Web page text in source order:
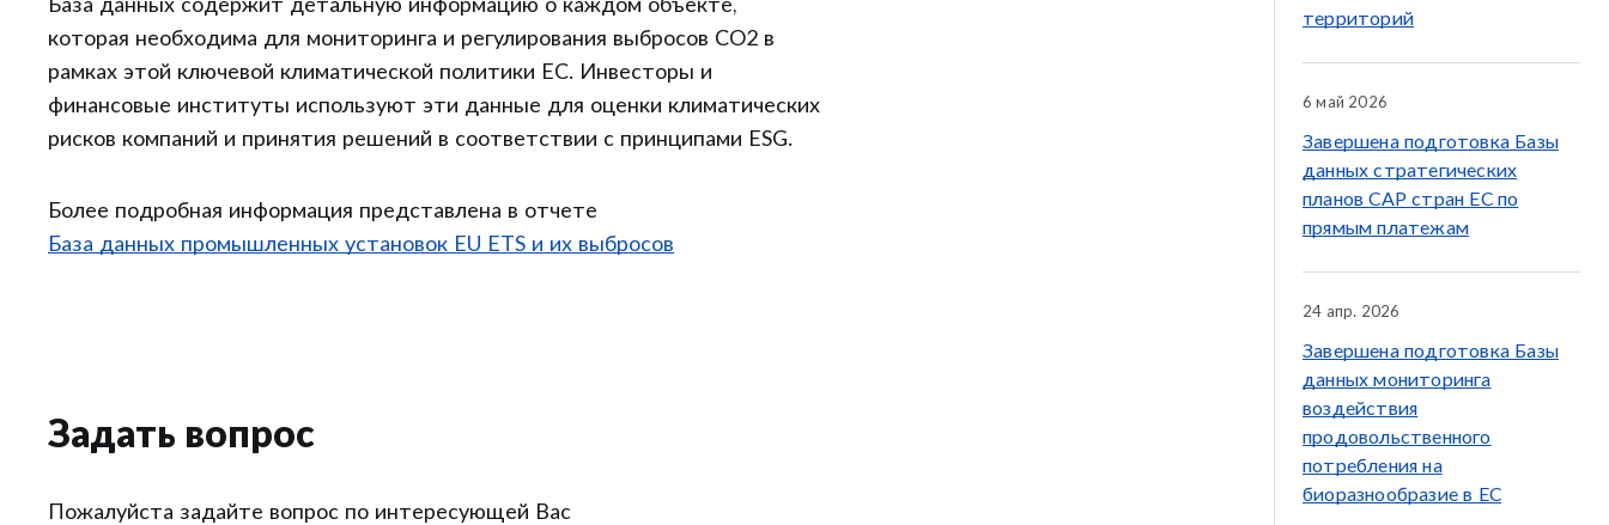
База данных содержит детальную информацию о каждом объекте,
которая необходима для мониторинга и регулирования выбросов CO2 в
рамках этой ключевой климатической политики ЕС. Инвесторы и
финансовые институты используют эти данные для оценки климатических
рисков компаний и принятия решений в соответствии с принципами ESG.
Более подробная информация представлена в отчете
База данных промышленных установок EU ETS и их выбросов
Задать вопрос
Пожалуйста задайте вопрос по интересующей Вас
территорий
6 май 2026
Завершена подготовка Базы
данных стратегических
планов CAP стран ЕС по
прямым платежам
24 апр. 2026
Завершена подготовка Базы
данных мониторинга
воздействия
продовольственного
потребления на
биоразнообразие в ЕС